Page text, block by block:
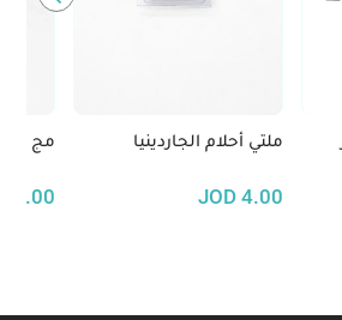
ملتي أحلام الجاردينيا
4.00
JOD
مج
6.00